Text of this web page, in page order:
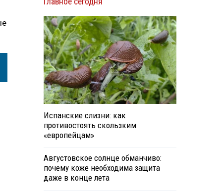
Испанские слизни: как
противостоять скользким
«европейцам»
Августовское солнце обманчиво:
почему коже необходима защита
даже в конце лета